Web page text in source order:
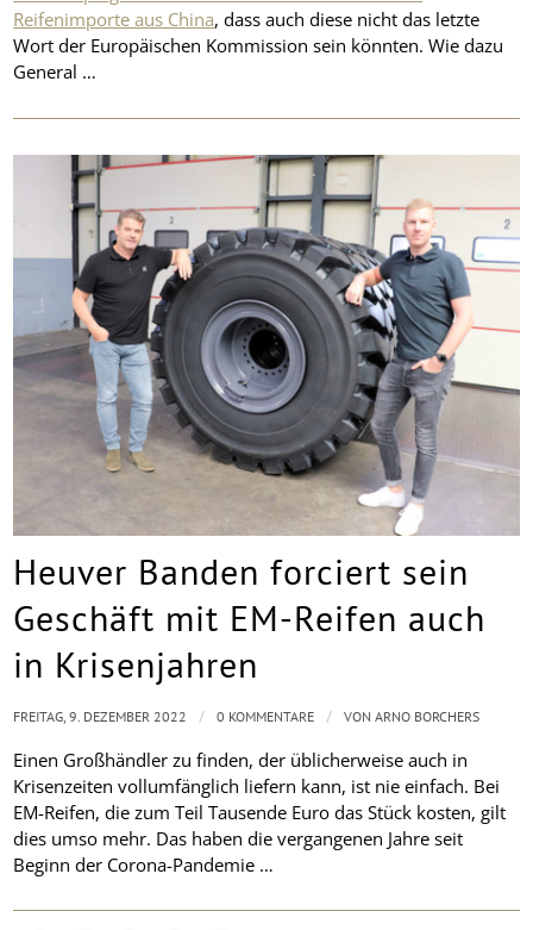
Reifenimporte aus China, dass auch diese nicht das letzte
Wort der Europäischen Kommission sein könnten. Wie dazu
General …
Heuver Banden forciert sein
Geschäft mit EM-Reifen auch
in Krisenjahren
Einen Großhändler zu finden, der üblicherweise auch in
Krisenzeiten vollumfänglich liefern kann, ist nie einfach. Bei
EM-Reifen, die zum Teil Tausende Euro das Stück kosten, gilt
dies umso mehr. Das haben die vergangenen Jahre seit
Beginn der Corona-Pandemie …
FREITAG, 9. DEZEMBER 2022 / 0 KOMMENTARE / VONARNO BORCHERS